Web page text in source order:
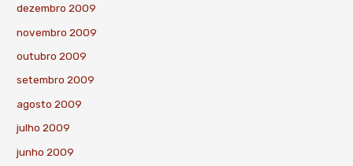
dezembro 2009
novembro 2009
outubro 2009
setembro 2009
agosto 2009
julho 2009
junho 2009